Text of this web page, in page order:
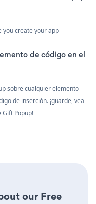
you create your app
de código en el
sobre cualquier elemento
de inserción. ¡guarde, vea
Gift Popup!
our Free